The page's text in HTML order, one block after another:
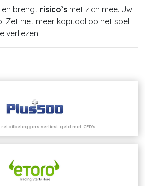
brengt risico’s met zich mee. Uw
Zet niet meer kapitaal op het spel
verliezen.
retailbeleggers verliest geld met CFD’s.